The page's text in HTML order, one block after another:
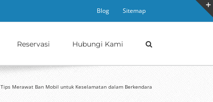
Blog Sitemap
Reservasi Hubungi Kami
Tips Merawat Ban Mobil untuk Keselamatan dalam Berkendara